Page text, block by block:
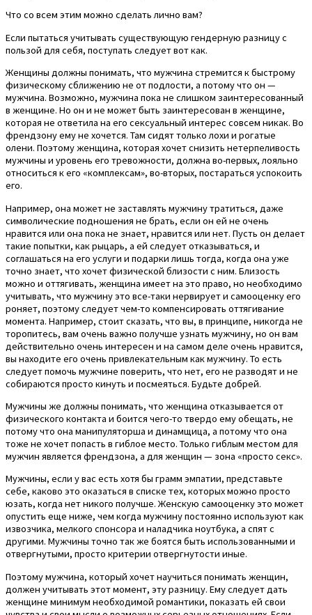
Что со всем этим можно сделать лично вам?
Если пытаться учитывать существующую гендерную разницу с
пользой для себя, поступать следует вот как.
Женщины должны понимать, что мужчина стремится к быстрому
физическому сближению не от подлости, а потому что он —
мужчина. Возможно, мужчина пока не слишком заинтересованный
в женщине. Но он и не может быть заинтересован в женщине,
которая не ответила на его сексуальный интерес совсем никак. Во
френдзону ему не хочется. Там сидят только лохи и рогатые
олени. Поэтому женщина, которая хочет снизить нетерпеливость
мужчины и уровень его тревожности, должна во-первых, лояльно
относиться к его «комплексам», во-вторых, постараться успокоить
его.
Например, она может не заставлять мужчину тратиться, даже
символические подношения не брать, если он ей не очень
нравится или она пока не знает, нравится или нет. Пусть он делает
такие попытки, как рыцарь, а ей следует отказываться, и
соглашаться на его услуги и подарки лишь тогда, когда она уже
точно знает, что хочет физической близости с ним. Близость
можно и оттягивать, женщина имеет на это право, но необходимо
учитывать, что мужчину это все-таки нервирует и самооценку его
роняет, поэтому следует чем-то компенсировать оттягивание
момента. Например, стоит сказать, что вы, в принципе, никогда не
торопитесь, вам очень важно получше узнать мужчину, но он вам
действительно очень интересен и на самом деле очень нравится,
вы находите его очень привлекательным как мужчину. То есть
следует помочь мужчине поверить, что нет, его не разводят и не
собираются просто кинуть и посмеяться. Будьте добрей.
Мужчины же должны понимать, что женщина отказывается от
физического контакта и боится чего-то твердо ему обещать, не
потому что она манипуляторша и динамщица, а потому что она
тоже не хочет попасть в гиблое место. Только гиблым местом для
мужчин является френдзона, а для женщин — зона «просто секс».
Мужчины, если у вас есть хотя бы грамм эмпатии, представьте
себе, каково это оказаться в списке тех, которых можно просто
юзать, когда нет никого получше. Женскую самооценку это может
опустить еще ниже, чем когда мужчину постоянно используют как
извозчика, мелкого спонсора и наладчика ноутбука, а спят с
другими. Мужчины точно так же боятся быть использованными и
отвергнутыми, просто критерии отвергнутости иные.
Поэтому мужчина, который хочет научиться понимать женщин,
должен учитывать этот момент, эту разницу. Ему следует дать
женщине минимум необходимой романтики, показать ей свои